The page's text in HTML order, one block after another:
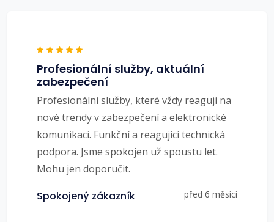
Profesionální služby, aktuální
zabezpečení
Profesionální služby, které vždy reagují na
nové trendy v zabezpečení a elektronické
komunikaci. Funkční a reagující technická
podpora. Jsme spokojen už spoustu let.
Mohu jen doporučit.
Spokojený zákazník před 6 měsíci